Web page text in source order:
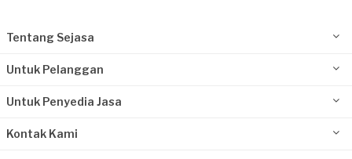
Tentang Sejasa
Untuk Pelanggan
Untuk Penyedia Jasa
Kontak Kami